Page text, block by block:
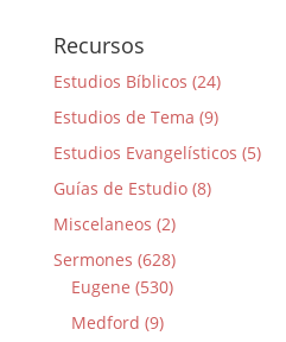
Recursos
Estudios Bíblicos (24)
Estudios de Tema (9)
Estudios Evangelísticos (5)
Guías de Estudio (8)
Miscelaneos (2)
Sermones (628)
Eugene (530)
Medford (9)